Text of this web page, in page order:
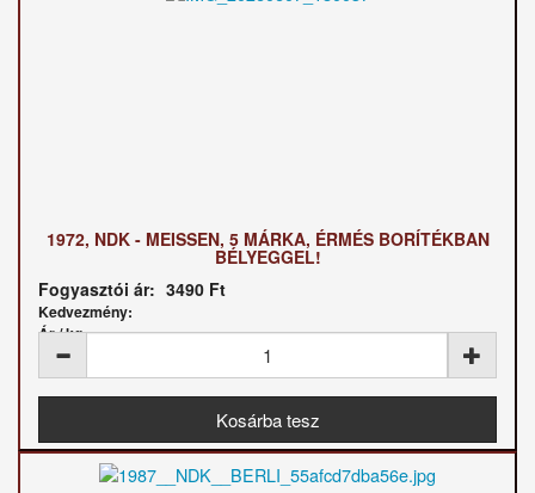
1972, NDK - MEISSEN, 5 MÁRKA, ÉRMÉS BORÍTÉKBAN
BÉLYEGGEL!
Fogyasztói ár: 3490 Ft
Kedvezmény:
Ár / kg: